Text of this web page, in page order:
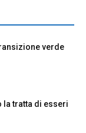
verde
la tratta di esseri